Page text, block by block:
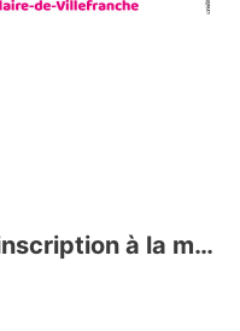
Bulletin papier d’inscription à la marche 2026